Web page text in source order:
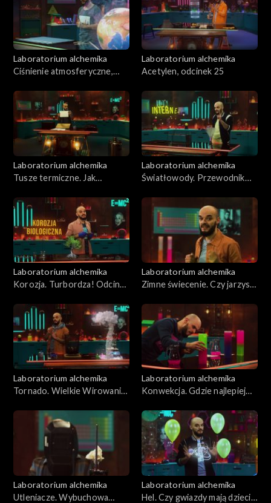
Laboratorium alchemika
Ciśnienie atmosferyczne,
Laboratorium alchemika
Acetylen, odcinek 25
Laboratorium alchemika
Tusze termiczne. Jak
Odcinek 24
Laboratorium alchemika
Światłowody. Przewodnik
Laboratorium alchemika
Korozja. Turbordza! Odcinek
Laboratorium alchemika
Zimne świecenie. Czy jarzysz
Laboratorium alchemika
Tornado. Wielkie Wirowanie.
Laboratorium alchemika
Konwekcja. Gdzie najlepiej
piętrowym? Odcinek 19
Laboratorium alchemika
Utleniacze. Wybuchowa
Laboratorium alchemika
Hel. Czy gwiazdy mają dzieci?